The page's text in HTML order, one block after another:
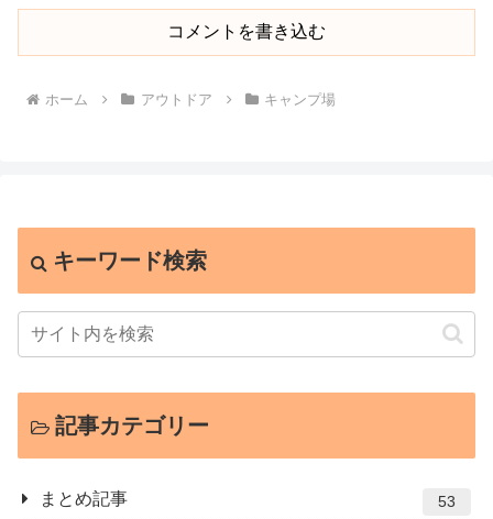
コメントを書き込む
ホーム アウトドア キャンプ場
キーワード検索
記事カテゴリー
まとめ記事 53